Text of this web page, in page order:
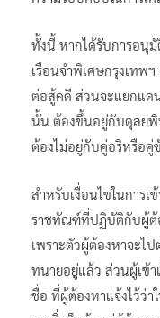
ทั้งนี้ หากได้รับการอนุ
เรือนจำพิเศษกรุงเทพ
ต่อสู้คดี ส่วนจะแยกแด
นั้น ต้องขึ้นอยู่กับดุลยพิ
ต้องไม่อยู่กับคู่อริหรือคู่
สำหรับเงื่อนไขในการ
ราชทัณฑ์ที่ปฏิบัติกับผู้ต้
เพราะตัวผู้ต้องหาจะไ
ทนายอยู่แล้ว ส่วนผู้เข้า
ชื่อ ที่ผู้ต้องหาแจ้งไว้ว่